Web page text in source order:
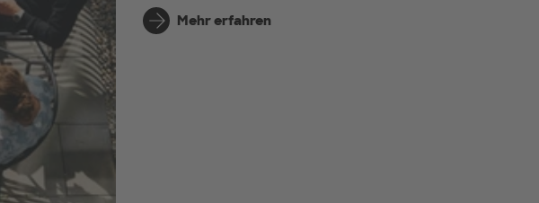
Mehr erfahren